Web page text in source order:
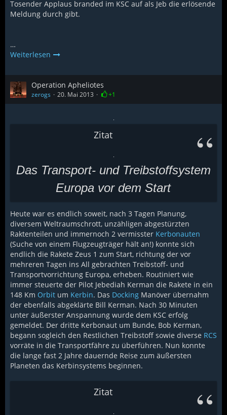
Tosender Applaus branded im KSC auf als Jeb die erlösende
Meldung durch gibt.
…
Weiterlesen
Operation Apheliotes
zerogs 20. Mai 2013 +1
Zitat
Das Transport- und Treibstoffsystem
Europa vor dem Start
Heute war es endlich soweit, nach 3 Tagen Planung,
diversem Weltraumschrott, unzähligen abgestürzten
Raktenteilen und immernoch 2 vermisster Kerbonauten
(Suche von einem Flugzeugträger hält an!) konnte sich
endlich die Rakete Zeus 1 zum Start, richtung der vor
mehreren Tagen ins All gebrachten Treibstoff- und
Transportvorrichtung Europa, erheben. Routiniert wie
immer steuerte der Pilot Jebediah Kerman die Rakete in ein
148 Km Orbit um Kerbin. Das Docking Manöver übernahm
der ebenfalls abgeklärte Bill Kerman. Nach 30 Minuten
unter äußerster Anspannung wurde dem KSC erfolg
gemeldet. Der dritte Kerbonaut um Bunde, Bob Kerman,
begann sogleich den Restlichen Treibstoff sowie diverse RCS
vorräte in die Transportfähre zu überführen. Nun konnte
die lange fast 2 Jahre dauernde Reise zum äußersten
Planeten das Kerbinsystems beginnen.
Zitat